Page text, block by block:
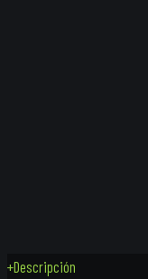
+Descripción